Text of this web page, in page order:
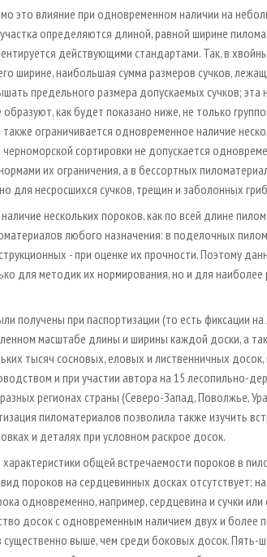
это влияние при одновременном наличии на
определяются длиной, равной ширине
действующими стандартами. Так, в
ширине, наибольшая сумма размеров сучков,
предельного размера допускаемых сучков;
как будет показано ниже, не только
ограничивается одновременное наличие
сортировки не допускается
их ограничения, а в бессортных
для несросшихся сучков, трещин и заболонных
нескольких пороков, как по всей длине
любого назначения: в поделочных
- при оценке их прочности. Поэтому
для методик их нормирования, но и для
получены при паспортизации (то есть фиксации
масштабе длины и ширины каждой доски, а
тысяч сосновых, еловых и лиственничных
и при участии автора на 15 лесопильно­-
регионах страны (Северо­-Запад, Поволжье,
пиломатериалов позволила также изучить
и деталях при условном раскрое досок.
общей встречаемости пороков в
пороков на сердцевинных досках отсутствует:
одновременно, например, сердцевина и сучки
досок с одновременным наличием двух и более
выше, чем среди боковых досок. Пять­-